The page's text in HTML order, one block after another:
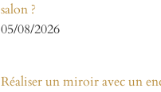
salon ?
05/08/2026
Réaliser un miroir avec un